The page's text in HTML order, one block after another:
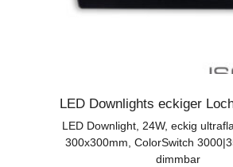
LED Downlights eckiger
LED Downlight, 24W, eckig
300x300mm, ColorSwitch
dimmbar